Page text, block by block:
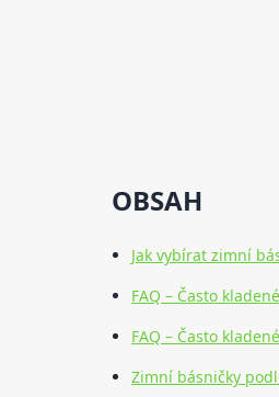
OBSAH
Jak vybírat zimní
FAQ – Často
FAQ – Často
Zimní básničky